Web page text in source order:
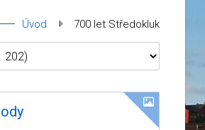
Úvod 700 let Středokluk